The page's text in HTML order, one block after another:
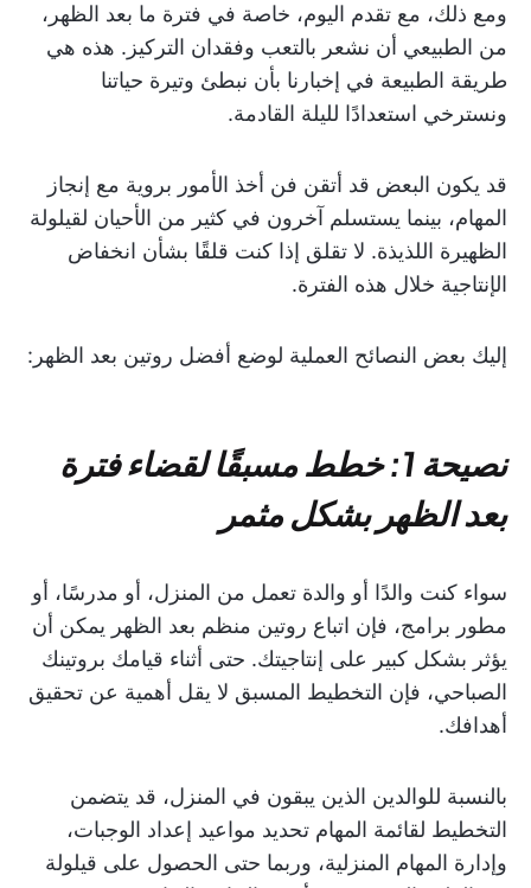
ومع ذلك، مع تقدم اليوم، خاصة في فترة ما بعد الظهر،
من الطبيعي أن نشعر بالتعب وفقدان التركيز. هذه هي
طريقة الطبيعة في إخبارنا بأن نبطئ وتيرة حياتنا
ونسترخي استعدادًا لليلة القادمة.
قد يكون البعض قد أتقن فن أخذ الأمور بروية مع إنجاز
المهام، بينما يستسلم آخرون في كثير من الأحيان لقيلولة
الظهيرة اللذيذة. لا تقلق إذا كنت قلقًا بشأن انخفاض
الإنتاجية خلال هذه الفترة.
إليك بعض النصائح العملية لوضع أفضل روتين بعد الظهر:
نصيحة 1: خطط مسبقًا لقضاء فترة
بعد الظهر بشكل مثمر
سواء كنت والدًا أو والدة تعمل من المنزل، أو مدرسًا، أو
مطور برامج، فإن اتباع روتين منظم بعد الظهر يمكن أن
يؤثر بشكل كبير على إنتاجيتك. حتى أثناء قيامك بروتينك
الصباحي، فإن التخطيط المسبق لا يقل أهمية عن تحقيق
أهدافك.
بالنسبة للوالدين الذين يبقون في المنزل، قد يتضمن
التخطيط لقائمة المهام تحديد مواعيد إعداد الوجبات،
وإدارة المهام المنزلية، وربما حتى الحصول على قيلولة